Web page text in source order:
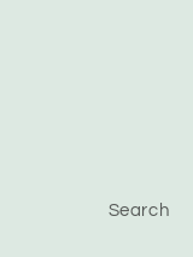
Search